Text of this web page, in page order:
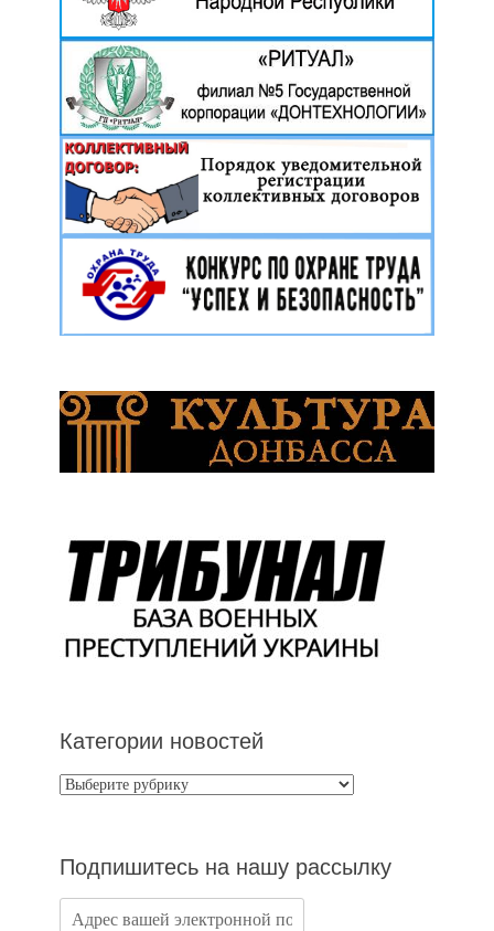
Категории новостей
Категории
Подпишитесь на нашу рассылку